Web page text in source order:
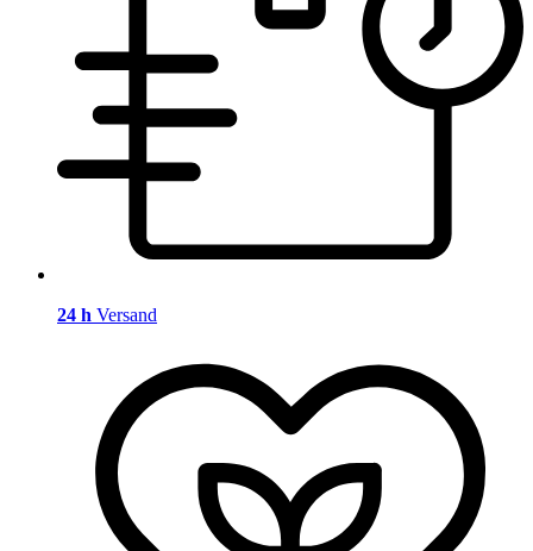
24 h Versand